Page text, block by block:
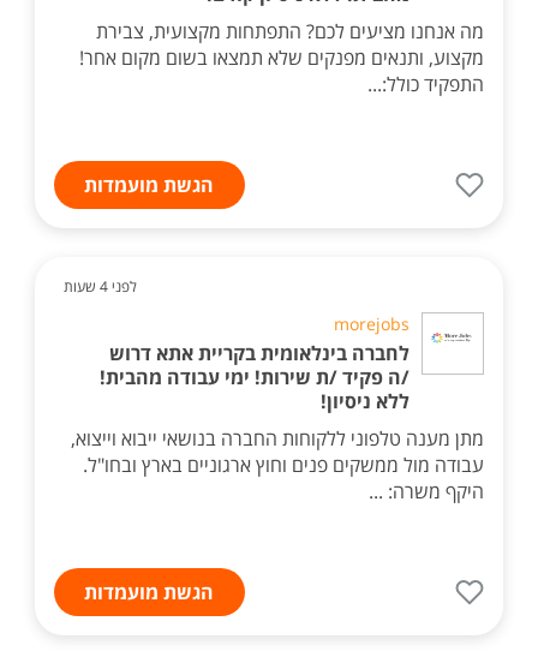
מה אנחנו מציעים לכם? התפתחות מקצועית, צבירת
מקצוע, ותנאים מפנקים שלא תמצאו בשום מקום אחר!
התפקיד כולל:...
הגשת מועמדות
לפני 4 שעות
morejobs
לחברה בינלאומית בקריית אתא דרוש
/ה פקיד /ת שירות! ימי עבודה מהבית!
ללא ניסיון!
מתן מענה טלפוני ללקוחות החברה בנושאי ייבוא וייצוא,
עבודה מול ממשקים פנים וחוץ ארגוניים בארץ ובחו"ל.
היקף משרה: ...
הגשת מועמדות